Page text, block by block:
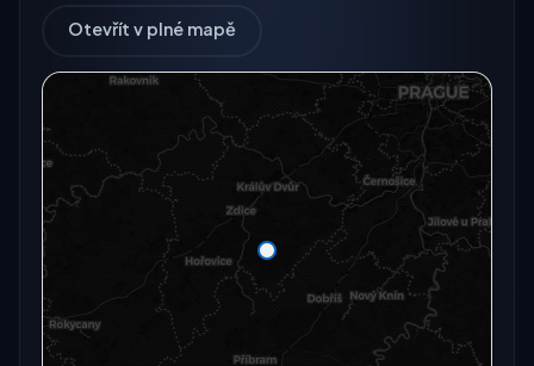
Otevřít v plné mapě
Radarový snímek momentálně není dostupný.
Otevřít v plné mapě
Zkusit znovu
Otevřít v plné mapě →